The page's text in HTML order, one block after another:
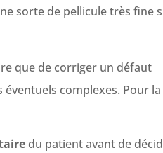
sorte de pellicule très fine
que de corriger un défaut
éventuels complexes. Pour la
du patient avant de